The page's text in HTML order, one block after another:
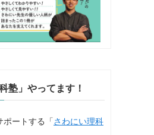
塾」やってます！
ポートする「さわにい理科